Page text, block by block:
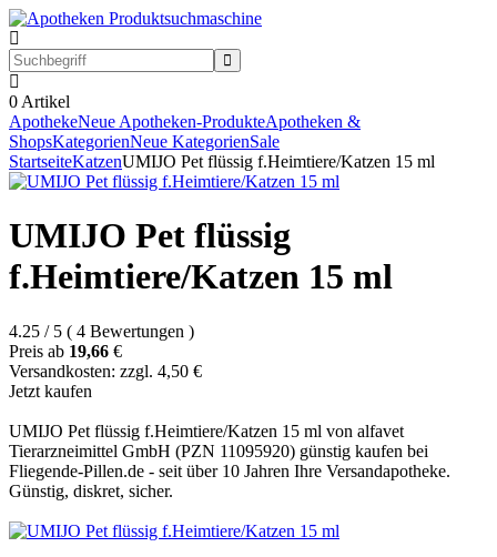
0 Artikel
ApothekeNeue Apotheken-ProdukteApotheken &
ShopsKategorienNeue KategorienSale
StartseiteKatzenUMIJO Pet flüssig f.Heimtiere/Katzen 15 ml
UMIJO Pet flüssig
f.Heimtiere/Katzen 15 ml
4.25 / 5 ( 4 Bewertungen )
Preis ab 19,66 €
Versandkosten: zzgl. 4,50 €
Jetzt kaufen
UMIJO Pet flüssig f.Heimtiere/Katzen 15 ml von alfavet
Tierarzneimittel GmbH (PZN 11095920) günstig kaufen bei
Fliegende-Pillen.de - seit über 10 Jahren Ihre Versandapotheke.
Günstig, diskret, sicher.